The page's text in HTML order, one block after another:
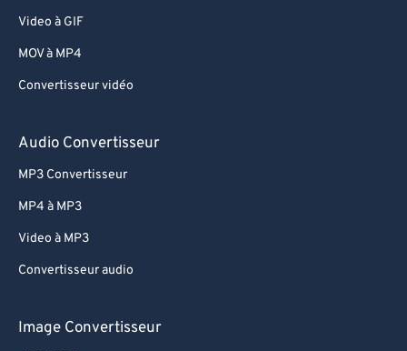
Video à GIF
MOV à MP4
Convertisseur vidéo
Audio Convertisseur
MP3 Convertisseur
MP4 à MP3
Video à MP3
Convertisseur audio
Image Convertisseur